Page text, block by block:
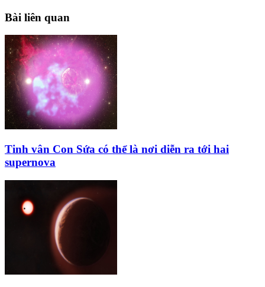
Bài liên quan
Tinh vân Con Sứa có thể là nơi diễn ra tới hai
supernova